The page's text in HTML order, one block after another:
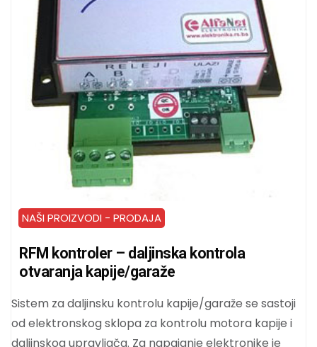
NAŠI PROIZVODI - PRODAJA
RFM kontroler – daljinska kontrola
otvaranja kapije/garaže
Sistem za daljinsku kontrolu kapije/garaže se sastoji
od elektronskog sklopa za kontrolu motora kapije i
daljinskog upravljača. Za napajanje elektronike je